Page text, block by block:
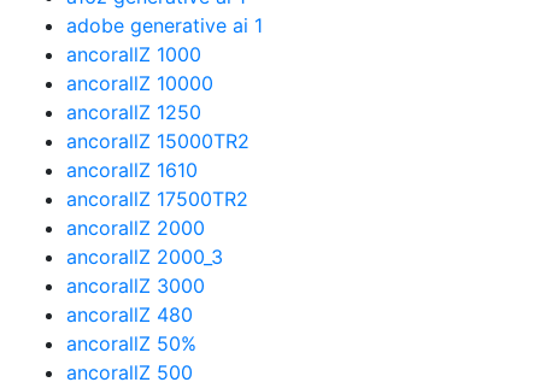
adobe generative ai 1
ancorallZ 1000
ancorallZ 10000
ancorallZ 1250
ancorallZ 15000TR2
ancorallZ 1610
ancorallZ 17500TR2
ancorallZ 2000
ancorallZ 2000_3
ancorallZ 3000
ancorallZ 480
ancorallZ 50%
ancorallZ 500